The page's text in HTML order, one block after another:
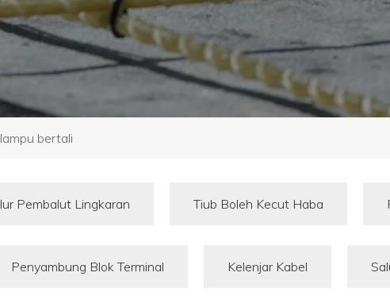
bertali
Pembalut Lingkaran Tiub Boleh Kecut Haba
Penyambung Blok Terminal Kelenjar Kabel